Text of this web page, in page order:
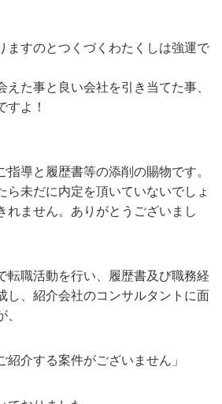
ますのとつくづくわたくしは強運で
た事と良い会社を引き当てた事、
すよ！
指導と履歴書等の添削の賜物です。
ら未だに内定を頂いていないでしょ
れません。ありがとうございまし
転職活動を行い、履歴書及び職務経
し、紹介会社のコンサルタントに面
紹介する案件がございません」